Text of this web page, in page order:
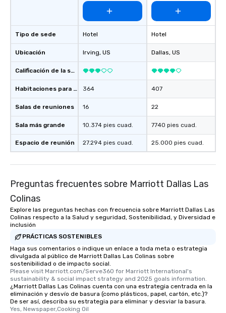
Tipo de sede
Ubicación
Calificación de la sede
Habitaciones para huéspedes
Salas de reuniones
Sala más grande
Espacio de reunión
Hotel
Irving, US
364
16
10.374 pies cuad.
27.294 pies cuad.
Hotel
Dallas, US
407
22
7740 pies cuad.
25.000 pies cuad.
Preguntas frecuentes sobre Marriott Dallas Las
Colinas
Explore las preguntas hechas con frecuencia sobre Marriott Dallas Las
Colinas respecto a la Salud y seguridad, Sostenibilidad, y Diversidad e
inclusión
PRÁCTICAS SOSTENIBLES
Haga sus comentarios o indique un enlace a toda meta o estrategia
divulgada al público de Marriott Dallas Las Colinas sobre
sostenibilidad o de impacto social.
Please visit Marriott.com/Serve360 for Marriott International's
sustainability & social impact strategy and 2025 goals information.
¿Marriott Dallas Las Colinas cuenta con una estrategia centrada en la
eliminación y desvío de basura (como plásticos, papel, cartón, etc.)?
De ser así, describa su estrategia para eliminar y desviar la basura.
Yes, Newspaper,Cooking Oil